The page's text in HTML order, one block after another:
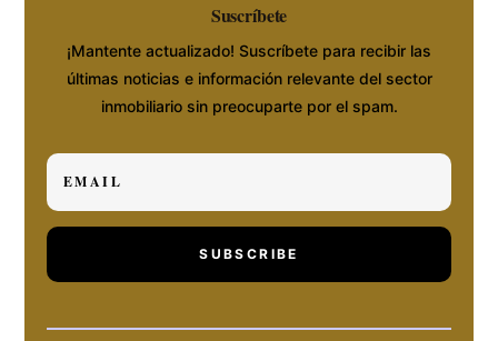
Suscríbete
¡Mantente actualizado! Suscríbete para recibir las
últimas noticias e información relevante del sector
inmobiliario sin preocuparte por el spam.
SUBSCRIBE